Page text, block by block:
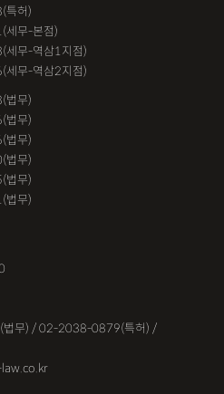
허)
무-본점)
무-역삼1지점)
무-역삼2지점)
법무)
법무)
법무)
법무)
법무)
법무)
법무) / 02-2038-0879(특허) /